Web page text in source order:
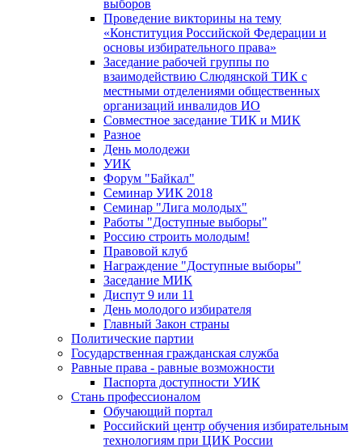
выборов
Проведение викторины на тему
«Конституция Российской Федерации и
основы избирательного права»
Заседание рабочей группы по
взаимодействию Слюдянской ТИК с
местными отделениями общественных
организаций инвалидов ИО
Совместное заседание ТИК и МИК
Разное
День молодежи
УИК
Форум "Байкал"
Семинар УИК 2018
Семинар "Лига молодых"
Работы "Доступные выборы"
Россию строить молодым!
Правовой клуб
Награждение "Доступные выборы"
Заседание МИК
Диспут 9 или 11
День молодого избирателя
Главный Закон страны
Политические партии
Государственная гражданская служба
Равные права - равные возможности
Паспорта доступности УИК
Стань профессионалом
Обучающий портал
Российский центр обучения избирательным
технологиям при ЦИК России